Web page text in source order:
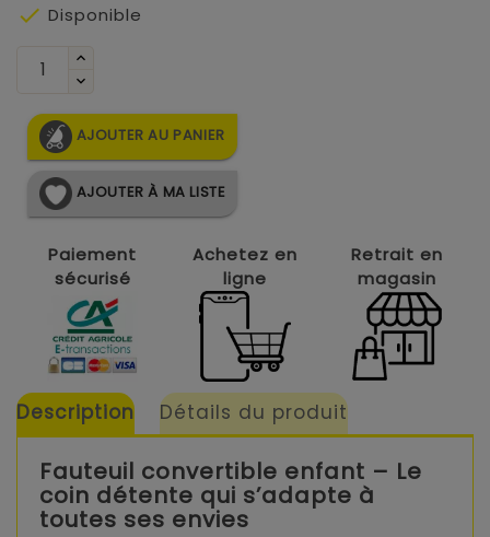
 Disponible
AJOUTER AU PANIER
AJOUTER À MA LISTE
Paiement
sécurisé
Achetez en
ligne
Retrait en
magasin
Description Détails du produit
Fauteuil convertible enfant – Le
coin détente qui s’adapte à
toutes ses envies